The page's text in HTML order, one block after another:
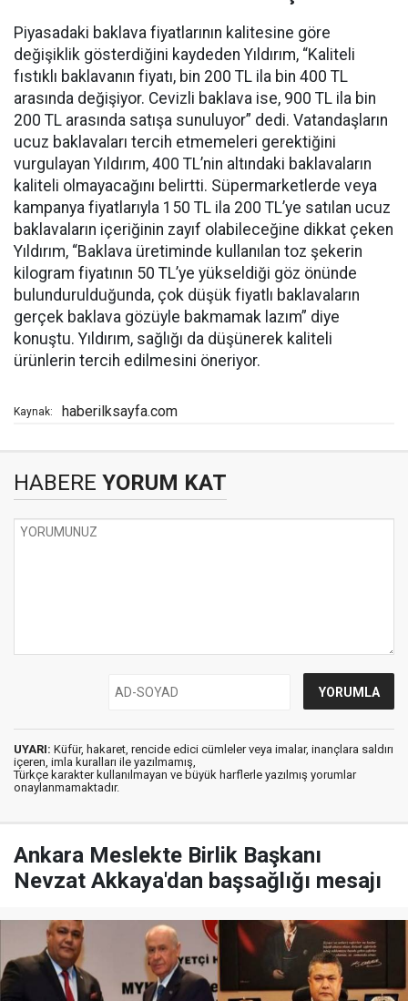
Piyasadaki baklava fiyatlarının kalitesine göre
değişiklik gösterdiğini kaydeden Yıldırım, “Kaliteli
fıstıklı baklavanın fiyatı, bin 200 TL ila bin 400 TL
arasında değişiyor. Cevizli baklava ise, 900 TL ila bin
200 TL arasında satışa sunuluyor” dedi. Vatandaşların
ucuz baklavaları tercih etmemeleri gerektiğini
vurgulayan Yıldırım, 400 TL’nin altındaki baklavaların
kaliteli olmayacağını belirtti. Süpermarketlerde veya
kampanya fiyatlarıyla 150 TL ila 200 TL’ye satılan ucuz
baklavaların içeriğinin zayıf olabileceğine dikkat çeken
Yıldırım, “Baklava üretiminde kullanılan toz şekerin
kilogram fiyatının 50 TL’ye yükseldiği göz önünde
bulundurulduğunda, çok düşük fiyatlı baklavaların
gerçek baklava gözüyle bakmamak lazım” diye
konuştu. Yıldırım, sağlığı da düşünerek kaliteli
ürünlerin tercih edilmesini öneriyor.
Kaynak: haberilksayfa.com
HABERE YORUM KAT
UYARI: Küfür, hakaret, rencide edici cümleler veya imalar, inançlara saldırı
içeren, imla kuralları ile yazılmamış,
Türkçe karakter kullanılmayan ve büyük harflerle yazılmış yorumlar
onaylanmamaktadır.
Ankara Meslekte Birlik Başkanı
Nevzat Akkaya'dan başsağlığı mesajı